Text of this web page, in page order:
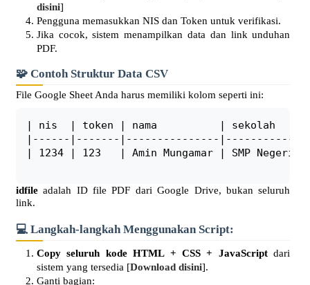
disini]
Pengguna memasukkan NIS dan Token untuk verifikasi.
Jika cocok, sistem menampilkan data dan link unduhan
PDF.
🧩 Contoh Struktur Data CSV
File Google Sheet Anda harus memiliki kolom seperti ini:
| nis  | token | nama          |
|------|-------|---------------
| 1234 | 123   | Amin Mungamar | SMP Negeri
idfileadalah ID file PDF dari Google Drive, bukan seluruh
link.
💻 Langkah-langkah Menggunakan Script:
Copy seluruh kode HTML + CSS + JavaScriptdari
sistem yang tersedia [Download disini].
Ganti bagian: